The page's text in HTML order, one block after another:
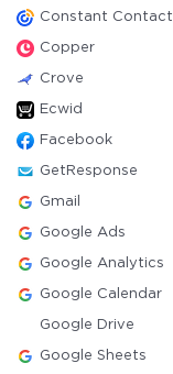
Constant Contact
Copper
Crove
Ecwid
Facebook
GetResponse
Gmail
Google Ads
Google Analytics
Google Calendar
Google Drive
Google Sheets